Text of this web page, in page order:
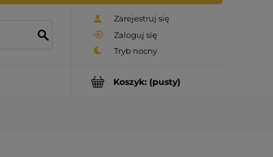
Zarejestruj się
Zaloguj się
Koszyk: (pusty)